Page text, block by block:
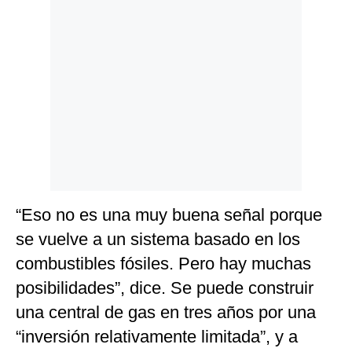
“Eso no es una muy buena señal porque
se vuelve a un sistema basado en los
combustibles fósiles. Pero hay muchas
posibilidades”, dice. Se puede construir
una central de gas en tres años por una
“inversión relativamente limitada”, y a